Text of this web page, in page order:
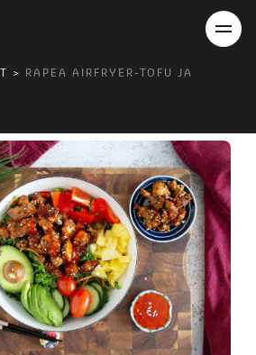
> RAPEA AIRFRYER-TOFU JA